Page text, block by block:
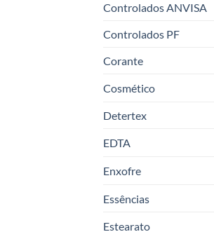
Controlados ANVISA
Controlados PF
Corante
Cosmético
Detertex
EDTA
Enxofre
Essências
Estearato